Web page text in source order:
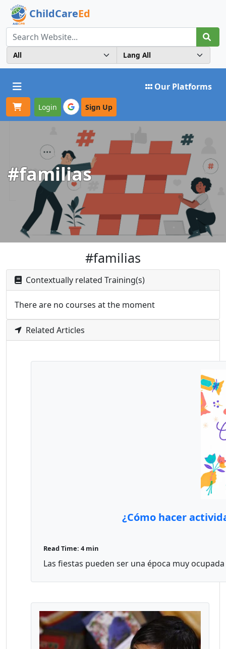
ChildCareEd
Toggle navigation Our Platforms
Login Sign Up
#familias
#familias
Contextually related Training(s)
There are no courses at the moment
Related Articles
¿Cómo hacer
Read Time: 4 min
Las fiestas pueden ser una época muy